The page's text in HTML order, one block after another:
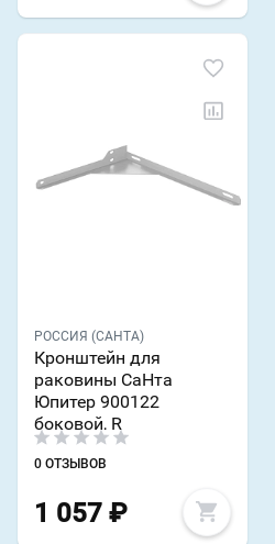
РОССИЯ (САНТА)
Кронштейн для
раковины СаНта
Юпитер 900122
боковой, R
0 ОТЗЫВОВ
1 057 ₽